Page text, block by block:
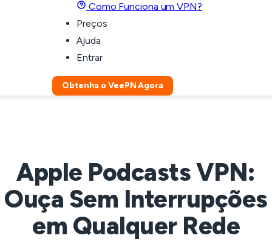
Como Funciona um VPN?
Preços
Ajuda
Entrar
Obtenha o VeePN Agora
Apple Podcasts VPN:
Ouça Sem Interrupções
em Qualquer Rede